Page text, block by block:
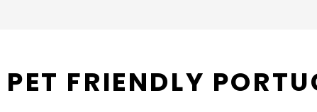
PET FRIENDLY